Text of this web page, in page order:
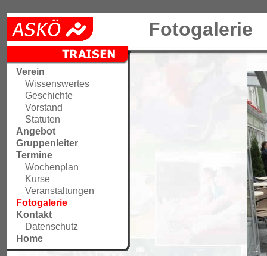
Verein
Wissenswertes
Geschichte
Vorstand
Statuten
Angebot
Gruppenleiter
Termine
Wochenplan
Kurse
Veranstaltungen
Fotogalerie
Kontakt
Datenschutz
Home
Fotogalerie